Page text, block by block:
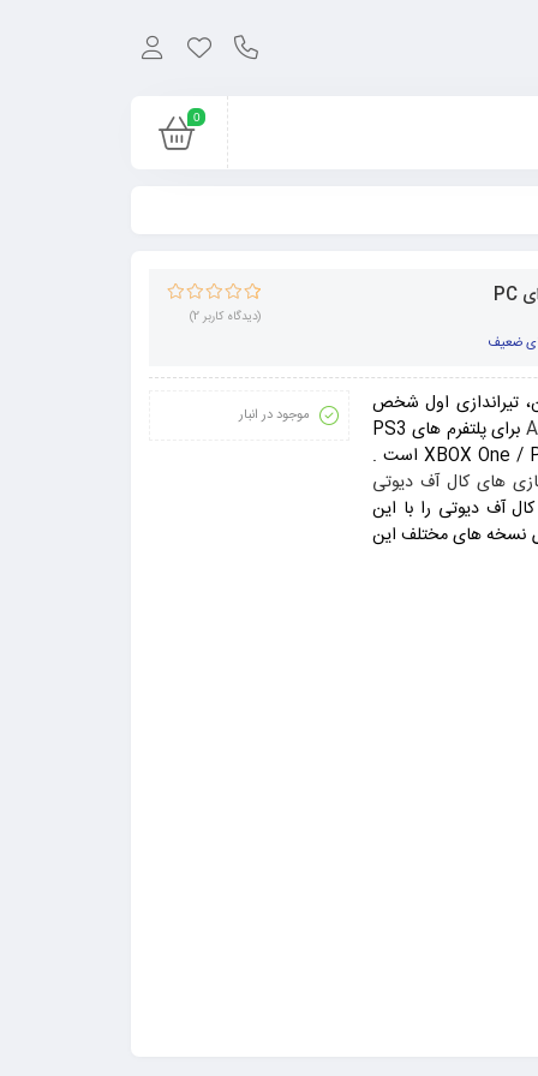
0
امتیاز 5.00از
1
(دیدگاه کاربر 2
)
ضعیف
تیراندازی اول شخص
برای پلتفرم های PS3
/ XBOX 360 / PC / Wii عرضه شده و کنسول های نسل هشتم XBOX One / PS4 است .
های کال آف دیوتی
آف دیوتی را با این
نسخه های مختلف این
موجود در انبار